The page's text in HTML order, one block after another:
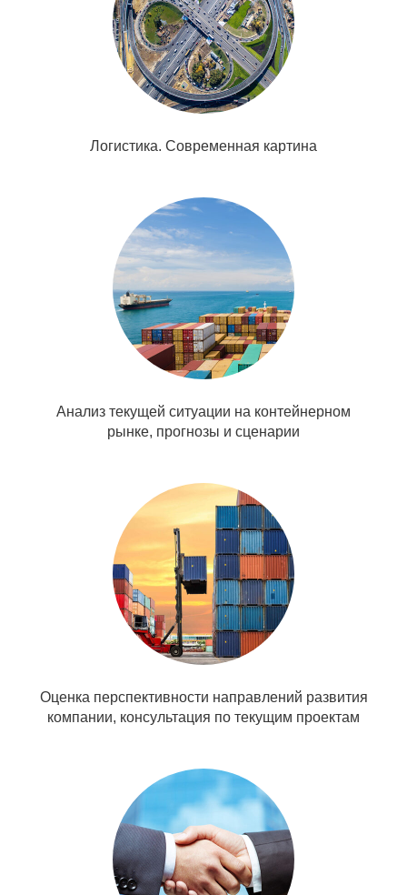
Логистика. Современная картина
Анализ текущей ситуации на контейнерном
рынке, прогнозы и сценарии
Оценка перспективности направлений развития
компании, консультация по текущим проектам